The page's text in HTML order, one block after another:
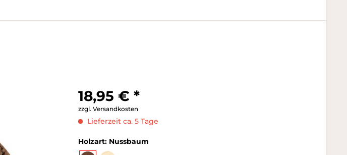
18,95 € *
zzgl. Versandkosten
Lieferzeit ca. 5 Tage
Holzart: Nussbaum